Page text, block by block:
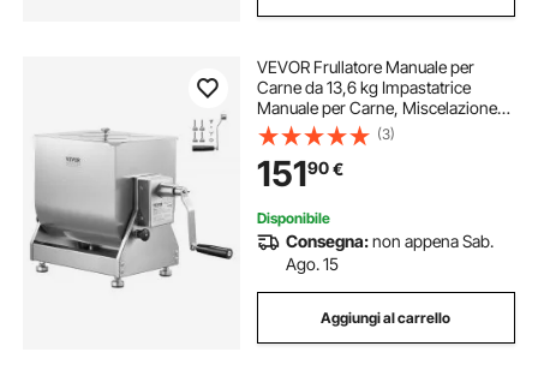
VEVOR Frullatore Manuale per
Carne da 13,6 kg Impastatrice
Manuale per Carne, Miscelazione
Massima di 13,6 kg di Carne,
Dispositivo per Lavorazione della
Carne con Contenitore Ribaltabile
(3)
15190€
Disponibile
Consegna:non appena Sab.
Ago. 15
Aggiungi al carrello